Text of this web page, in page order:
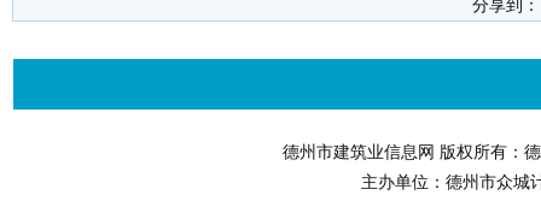
分享到
德州市建筑业信息网 版权所有：
主办单位：德州市众城